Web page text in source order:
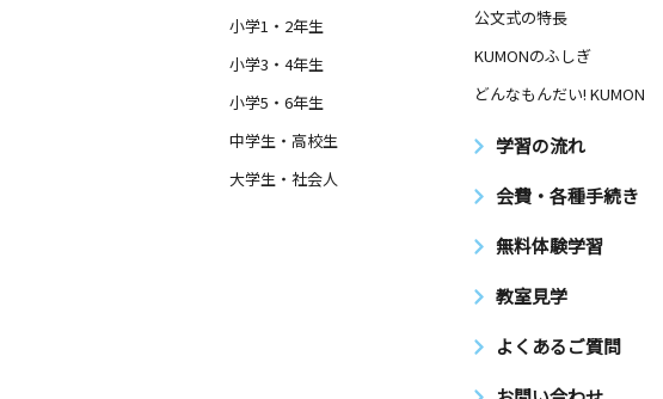
小学1・2年生
小学3・4年生
小学5・6年生
中学生・高校生
大学生・社会人
公文式の特長
KUMONのふしぎ
どんなもんだい! KUMON
学習の流れ
会費・各種手続き
無料体験学習
教室見学
よくあるご質問